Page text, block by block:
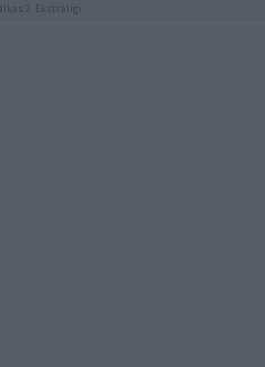
2. Ekstraligi